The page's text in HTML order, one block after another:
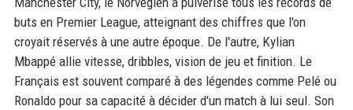
buts en Premier League, atteignant des chiffres que l'on
croyait réservés à une autre époque. De l'autre, Kylian
Mbappé allie vitesse, dribbles, vision de jeu et finition. Le
Français est souvent comparé à des légendes comme Pelé ou
Ronaldo pour sa capacité à décider d'un match à lui seul. Son